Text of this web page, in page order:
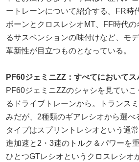
ートレーンについて紹介する。FR時
ボーンとクロスレシオMT、FF時代の
るサスペンションの味付けなど、モ
革新性が目立つものとなっている。
PF60ジェミニZZ：すべてにおいて
PF60ジェミニZZのシャシを見ていこ
るドライブトレーンから。トランス
みだが、2種類のギアレシオから選べ
タイプはスプリントレシオという通
進加速と2・3速のトルク＆パワーを
ひとつGTレシオというクロスレシオ